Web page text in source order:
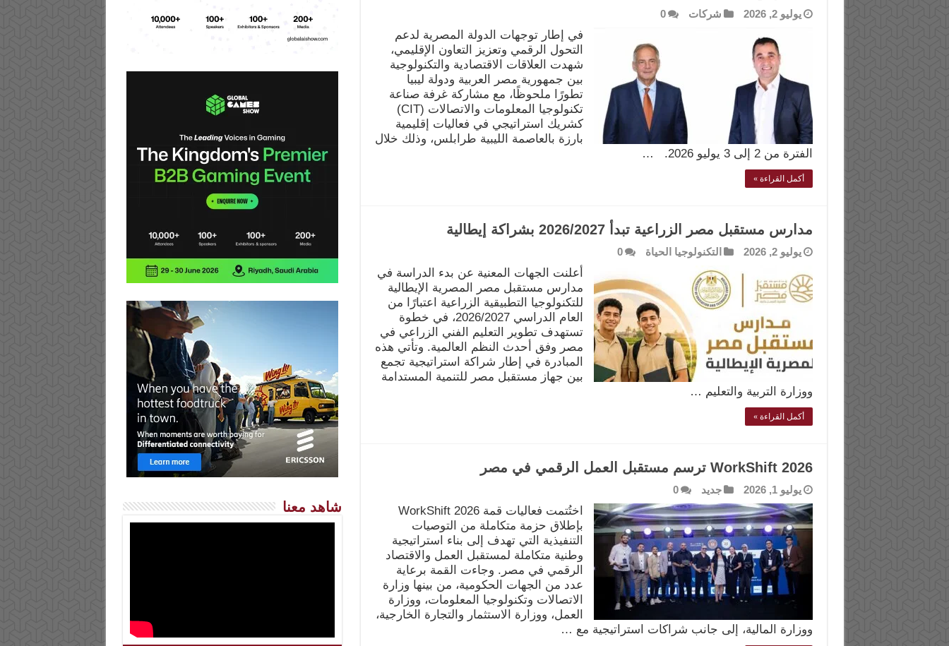
يوليو 2, 2026 شركات 0
في إطار توجهات الدولة المصرية لدعم
التحول الرقمي وتعزيز التعاون الإقليمي،
شهدت العلاقات الاقتصادية والتكنولوجية
بين جمهورية مصر العربية ودولة ليبيا
تطورًا ملحوظًا، مع مشاركة غرفة صناعة
تكنولوجيا المعلومات والاتصالات (CIT)
كشريك استراتيجي في فعاليات إقليمية
بارزة بالعاصمة الليبية طرابلس، وذلك خلال
الفترة من 2 إلى 3 يوليو 2026. …
أكمل القراءة »
مدارس مستقبل مصر الزراعية تبدأ 2026/2027 بشراكة إيطالية
يوليو 2, 2026 التكنولوجيا الحياة 0
أعلنت الجهات المعنية عن بدء الدراسة في
مدارس مستقبل مصر المصرية الإيطالية
للتكنولوجيا التطبيقية الزراعية اعتبارًا من
العام الدراسي 2026/2027، في خطوة
تستهدف تطوير التعليم الفني الزراعي في
مصر وفق أحدث النظم العالمية. وتأتي هذه
المبادرة في إطار شراكة استراتيجية تجمع
بين جهاز مستقبل مصر للتنمية المستدامة
ووزارة التربية والتعليم …
أكمل القراءة »
WorkShift 2026 ترسم مستقبل العمل الرقمي في مصر
يوليو 1, 2026 جديد 0
اختُتمت فعاليات قمة WorkShift 2026
بإطلاق حزمة متكاملة من التوصيات
التنفيذية التي تهدف إلى بناء استراتيجية
وطنية متكاملة لمستقبل العمل والاقتصاد
الرقمي في مصر. وجاءت القمة برعاية
عدد من الجهات الحكومية، من بينها وزارة
الاتصالات وتكنولوجيا المعلومات، ووزارة
العمل، ووزارة الاستثمار والتجارة الخارجية،
ووزارة المالية، إلى جانب شراكات استراتيجية مع …
شاهد معنا